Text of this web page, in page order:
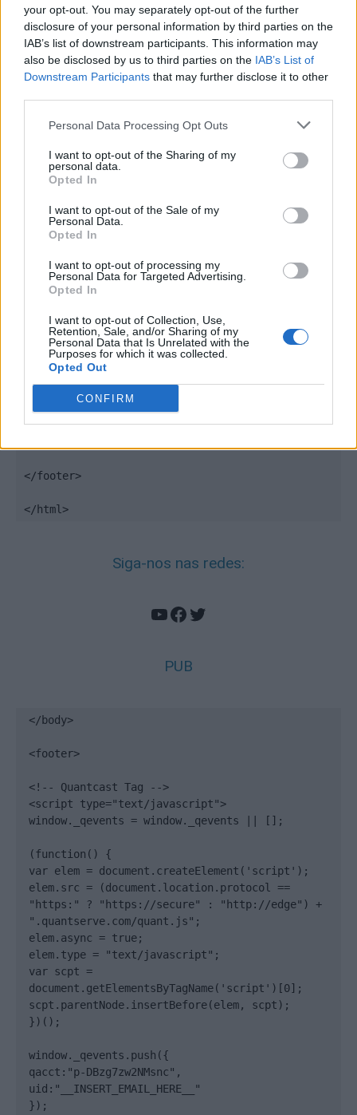
your opt-out. You may separately opt-out of the further
disclosure of your personal information by third parties on the
IAB’s list of downstream participants. This information may
also be disclosed by us to third parties on the IAB’s List of
Downstream Participants that may further disclose it to other
Personal Data Processing Opt Outs
I want to opt-out of the Sharing of my
personal data.
Opted In
I want to opt-out of the Sale of my
Personal Data.
Opted In
I want to opt-out of processing my
Personal Data for Targeted Advertising.
Opted In
I want to opt-out of Collection, Use,
Retention, Sale, and/or Sharing of my
Personal Data that Is Unrelated with the
Purposes for which it was collected.
Opted Out
CONFIRM
(function() {
var elem = document.createElement('script');
elem.src = (document.location.protocol ==
"https:" ? "https://secure" : "http://edge") +
elem.type = "text/javascript";
document.getElementsByTagName('script')[0];
scpt.parentNode.insertBefore(elem, scpt);
window._qevents.push({
qacct:"p-DBzg7zw2NMsnc",
</script>
<noscript>
<div style="display:none;">
<img src="//pixel.quantserve.com/pixel/p-
DBzg7zw2NMsnc.gif" border="0" height="1"
width="1" alt="Quantcast"/>
</div>
</noscript>
</footer>
</html>
Siga-nos nas redes:
YouTube
Facebook
Twitter
PUB
</body>
<footer>
<!-- Quantcast Tag -->
<script type="text/javascript">
window._qevents = window._qevents || [];
(function() {
var elem = document.createElement('script');
elem.src = (document.location.protocol ==
"https:" ? "https://secure" : "http://edge") +
".quantserve.com/quant.js";
elem.async = true;
elem.type = "text/javascript";
var scpt =
document.getElementsByTagName('script')[0];
scpt.parentNode.insertBefore(elem, scpt);
})();
window._qevents.push({
qacct:"p-DBzg7zw2NMsnc",
uid:"__INSERT_EMAIL_HERE__"
});